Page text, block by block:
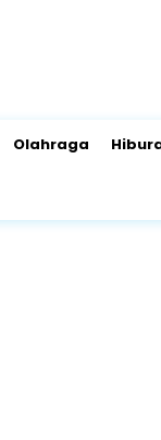
Olahraga